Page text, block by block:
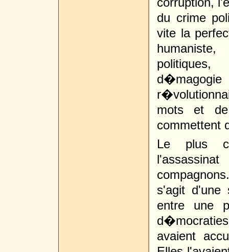
du crime
vite la
mots et
Le plus
s'agit d'une
entre une
avaient